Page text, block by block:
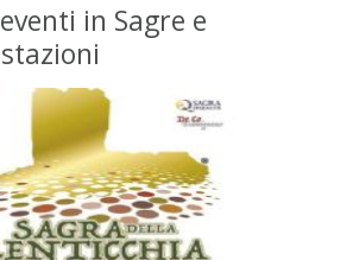
in Sagre e